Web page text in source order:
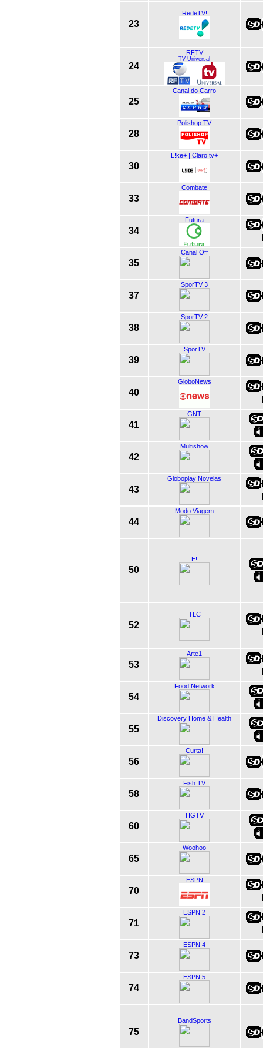
23
RedeTV!
24
RFTV
TV Universal
25
Canal do Carro
28
Polishop TV
30
L!ke+ | Claro tv+
33
Combate
34
Futura
35
Canal Off
37
SporTV 3
38
SporTV 2
39
SporTV
40
GloboNews
41
GNT
42
Multishow
43
Globoplay Novelas
44
Modo Viagem
50
E!
52
TLC
53
Arte1
54
Food Network
55
Discovery Home & Health
56
Curta!
58
Fish TV
60
HGTV
65
Woohoo
70
ESPN
71
ESPN 2
73
ESPN 4
74
ESPN 5
75
BandSports